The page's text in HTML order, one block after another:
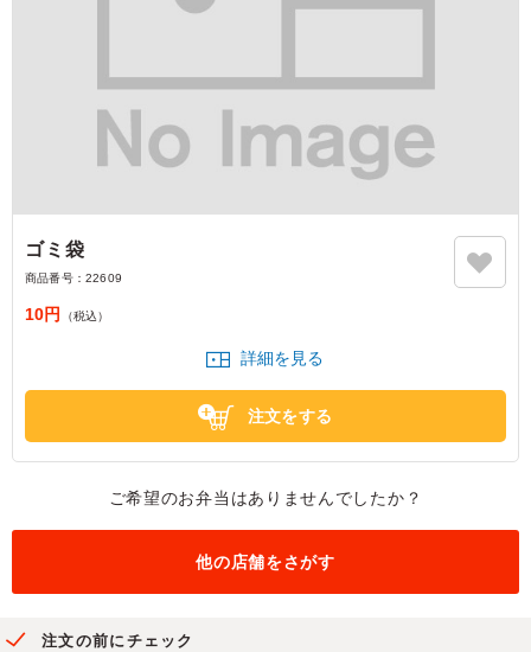
ゴミ袋
商品番号： 22609
10円 （税込）
詳細を見る
注文をする
ご希望のお弁当はありませんでしたか？
他の店舗をさがす
注文の前にチェック